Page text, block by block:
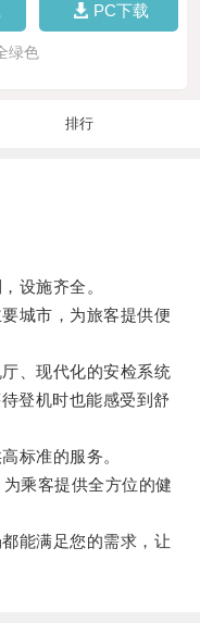
PC下载
绿色
排行
设施齐全。
城市，为旅客提供便
、现代化的安检系统
登机时也能感受到舒
标准的服务。
乘客提供全方位的健
能满足您的需求，让